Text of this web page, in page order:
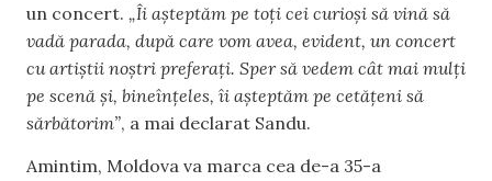
un concert. „Îi așteptăm pe toți cei curioși să vină să
vadă parada, după care vom avea, evident, un concert
cu artiștii noștri preferați. Sper să vedem cât mai mulți
pe scenă și, bineînțeles, îi așteptăm pe cetățeni să
sărbătorim”, a mai declarat Sandu.
Amintim, Moldova va marca cea de-a 35-a